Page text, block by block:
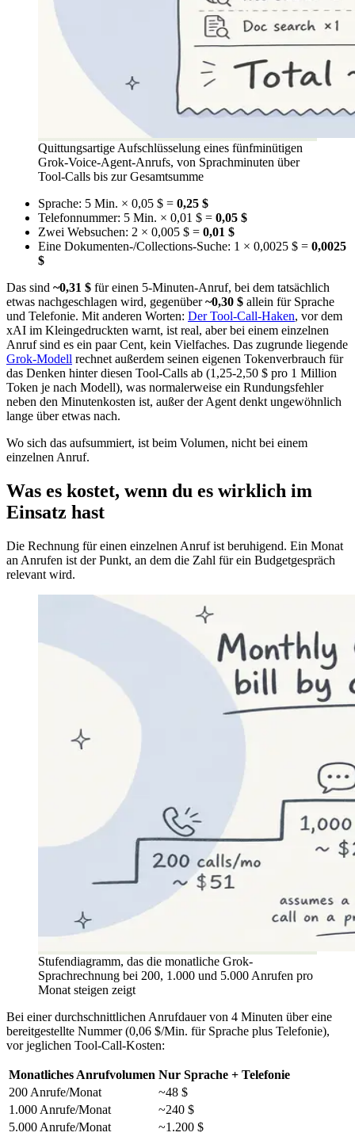
Quittungsartige Aufschlüsselung eines fünfminütigen
Grok-Voice-Agent-Anrufs, von Sprachminuten über
Tool-Calls bis zur Gesamtsumme
Sprache: 5 Min. × 0,05 $ = 0,25 $
Telefonnummer: 5 Min. × 0,01 $ = 0,05 $
Zwei Websuchen: 2 × 0,005 $ = 0,01 $
Eine Dokumenten-/Collections-Suche: 1 × 0,0025 $ = 0,0025
$
Das sind ~0,31 $ für einen 5-Minuten-Anruf, bei dem tatsächlich
etwas nachgeschlagen wird, gegenüber~0,30 $ allein für Sprache
und Telefonie. Mit anderen Worten: Der Tool-Call-Haken, vor dem
xAI im Kleingedruckten warnt, ist real, aber bei einem einzelnen
Anruf sind es ein paar Cent, kein Vielfaches. Das zugrunde liegende
Grok-Modell rechnet außerdem seinen eigenen Tokenverbrauch für
das Denken hinter diesen Tool-Calls ab (1,25-2,50 $ pro 1 Million
Token je nach Modell), was normalerweise ein Rundungsfehler
neben den Minutenkosten ist, außer der Agent denkt ungewöhnlich
lange über etwas nach.
Wo sich das aufsummiert, ist beim Volumen, nicht bei einem
einzelnen Anruf.
Was es kostet, wenn du es wirklich im
Einsatz hast
Die Rechnung für einen einzelnen Anruf ist beruhigend. Ein Monat
an Anrufen ist der Punkt, an dem die Zahl für ein Budgetgespräch
relevant wird.
Stufendiagramm, das die monatliche Grok-
Sprachrechnung bei 200, 1.000 und 5.000 Anrufen pro
Monat steigen zeigt
Bei einer durchschnittlichen Anrufdauer von 4 Minuten über eine
bereitgestellte Nummer (0,06 $/Min. für Sprache plus Telefonie),
vor jeglichen Tool-Call-Kosten:
Monatliches Anrufvolumen Nur Sprache + Telefonie
200 Anrufe/Monat
~48 $
1.000 Anrufe/Monat
~240 $
5.000 Anrufe/Monat
~1.200 $